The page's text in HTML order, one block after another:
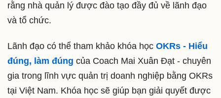
rằng nhà quản lý được đào tạo đầy đủ về lãnh đạo
và tổ chức.
Lãnh đạo có thể tham khảo khóa học OKRs - Hiểu
đúng, làm đúng của Coach Mai Xuân Đạt - chuyên
gia trong lĩnh vực quản trị doanh nghiệp bằng OKRs
tại Việt Nam. Khóa học sẽ giúp bạn giải quyết được